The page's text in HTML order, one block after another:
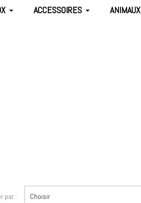
ACCESSOIRES ANIMAUX
par : Choisir